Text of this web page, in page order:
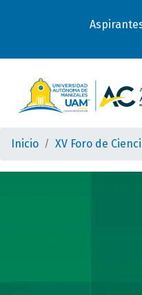
Inicio XV Foro de